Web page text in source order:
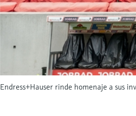
Endress+Hauser rinde homenaje a sus